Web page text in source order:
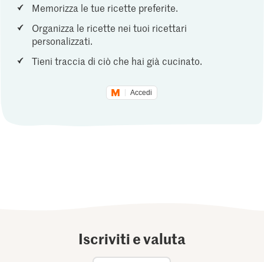
Memorizza le tue ricette preferite.
Organizza le ricette nei tuoi ricettari
personalizzati.
Tieni traccia di ciò che hai già cucinato.
Accedi
Iscriviti e valuta